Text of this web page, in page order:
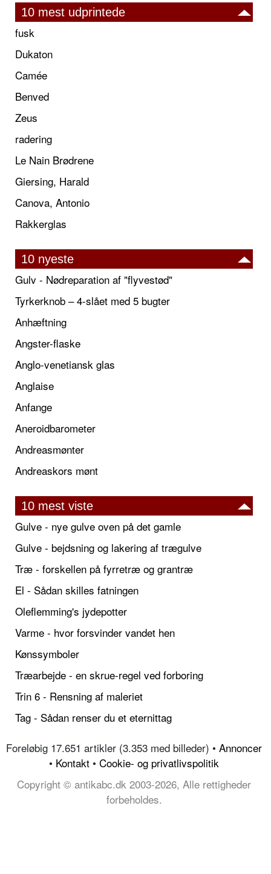
10 mest udprintede
fusk
Dukaton
Camée
Benved
Zeus
radering
Le Nain Brødrene
Giersing, Harald
Canova, Antonio
Rakkerglas
10 nyeste
Gulv - Nødreparation af "flyvestød"
Tyrkerknob – 4-slået med 5 bugter
Anhæftning
Angster-flaske
Anglo-venetiansk glas
Anglaise
Anfange
Aneroidbarometer
Andreasmønter
Andreaskors mønt
10 mest viste
Gulve - nye gulve oven på det gamle
Gulve - bejdsning og lakering af trægulve
Træ - forskellen på fyrretræ og grantræ
El - Sådan skilles fatningen
Oleflemming's jydepotter
Varme - hvor forsvinder vandet hen
Kønssymboler
Træarbejde - en skrue-regel ved forboring
Trin 6 - Rensning af maleriet
Tag - Sådan renser du et eternittag
Foreløbig 17.651 artikler (3.353 med billeder) • Annoncer
• Kontakt • Cookie- og privatlivspolitik
Copyright © antikabc.dk 2003-2026, Alle rettigheder
forbeholdes.